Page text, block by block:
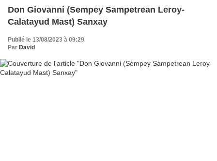
Don Giovanni (Sempey Sampetrean Leroy-
Calatayud Mast) Sanxay
Publié le 13/08/2023 à 09:29
Par David